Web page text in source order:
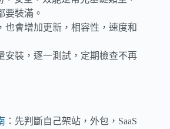
要裝滿。
也會增加更新，相容性，速度和
安裝，逐一測試，定期檢查不再
：先判斷自己架站，外包，SaaS